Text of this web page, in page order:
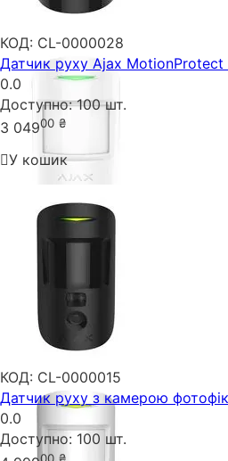
КОД: CL-0000028
Датчик руху Ajax MotionProtect
0.0
Доступно: 100 шт.
3 04900 ₴
У кошик
КОД: CL-0000015
Датчик руху з камерою
0.0
Доступно: 100 шт.
00 ₴